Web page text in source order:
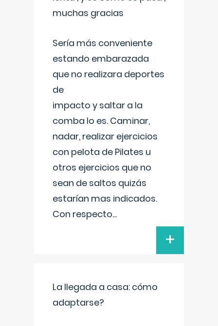
muchas gracias
Sería más conveniente
estando embarazada
que no realizara deportes
de
impacto y saltar a la
comba lo es. Caminar,
nadar, realizar ejercicios
con pelota de Pilates u
otros ejercicios que no
sean de saltos quizás
estarían mas indicados.
Con respecto...
+
La llegada a casa: cómo
adaptarse?